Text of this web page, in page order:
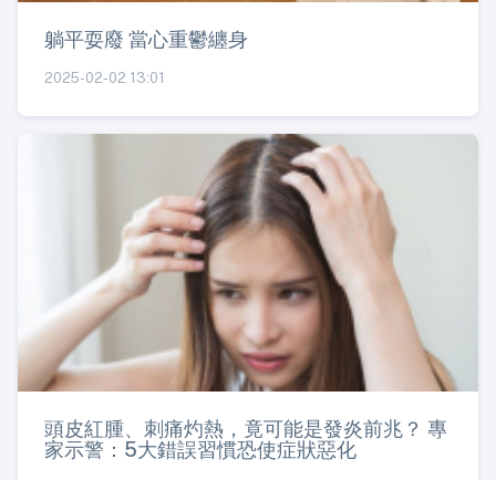
躺平耍廢 當心重鬱纏身
2025-02-02 13:01
頭皮紅腫、刺痛灼熱，竟可能是發炎前兆？ 專
家示警：5大錯誤習慣恐使症狀惡化